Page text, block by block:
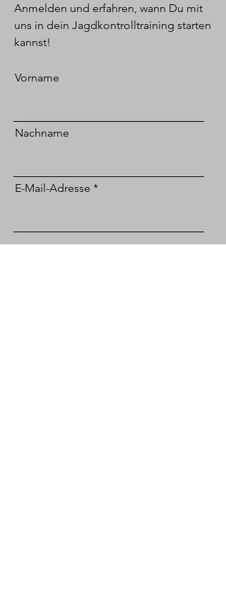
Anmelden und erfahren, wann Du mit
uns in dein Jagdkontrolltraining starten
kannst!
Vorname
Nachname
E-Mail-Adresse